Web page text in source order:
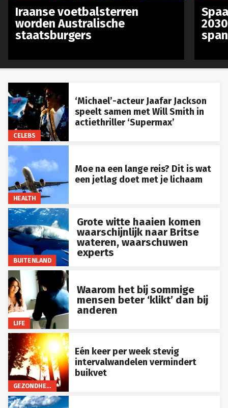
CELEBS
‘Michael’-acteur Jaafar Jackson
speelt samen met Will Smith in
actiethriller ‘Supermax’
HEALTH
Moe na een lange reis? Dit is wat
een jetlag doet met je lichaam
BUITENLAND
Grote witte haaien komen
waarschijnlijk naar Britse
wateren, waarschuwen
experts
LIFE
Waarom het bij sommige
mensen beter ‘klikt’ dan bij
anderen
GEZONDHEID
Eén keer per week stevig
intervalwandelen vermindert
buikvet
Iraanse voetbalsterren
worden Australische
staatsburgers